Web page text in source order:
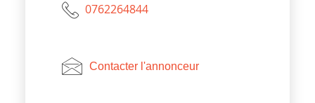
0762264844
Contacter l'annonceur